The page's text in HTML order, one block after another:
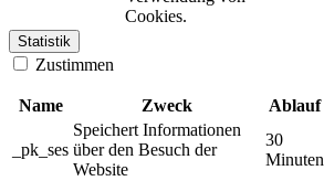
Cookies.
Statistik
Zustimmen
Name Zweck Ablauf
_pk_ses
Speichert Informationen
über den Besuch der
Website
30
Minuten